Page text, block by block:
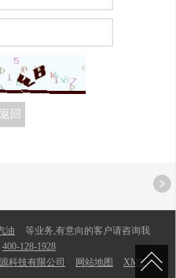
回
油
等业务,有意向的客户请咨询我
400-128-1928
科技有限公司 网站地图 XML